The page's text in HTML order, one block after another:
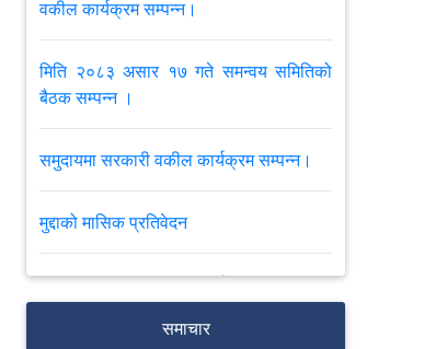
वकील कार्यक्रम सम्पन्न।
मिति २०८३ असार १७ गते समन्वय समितिको
बैठक सम्पन्न ।
समुदायमा सरकारी वकील कार्यक्रम सम्पन्न।
मुद्दाको मासिक प्रतिवेदन
समुदायमा सरकारी वकील कार्यक्रम सम्पन्न
समाचार